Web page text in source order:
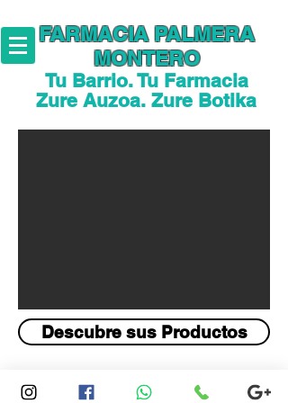
FARMACIA PALMERA
MONTERO
Tu Barrio. Tu Farmacia
Zure Auzoa. Zure Botika
Descubre sus Productos
Consulte stock